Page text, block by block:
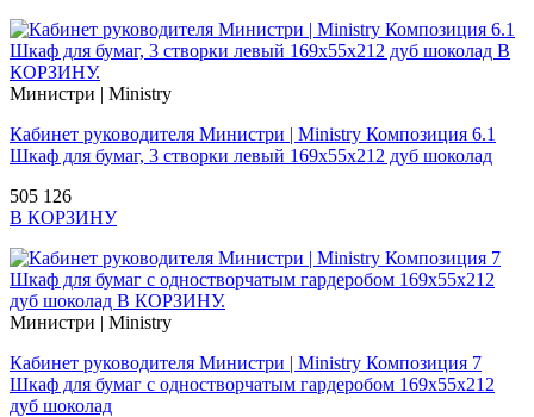
Министри | Ministry
Кабинет руководителя Министри | Ministry Композиция 6.1
Шкаф для бумаг, 3 створки левый 169х55х212 дуб шоколад
505 126
В КОРЗИНУ
Министри | Ministry
Кабинет руководителя Министри | Ministry Композиция 7
Шкаф для бумаг с одностворчатым гардеробом 169х55х212
дуб шоколад